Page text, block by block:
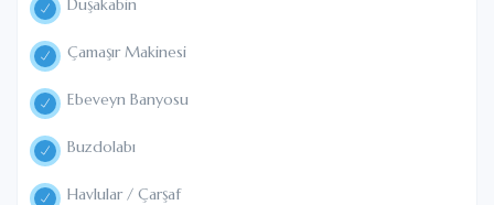
Duşakabin
Çamaşır Makinesi
Ebeveyn Banyosu
Buzdolabı
Havlular / Çarşaf